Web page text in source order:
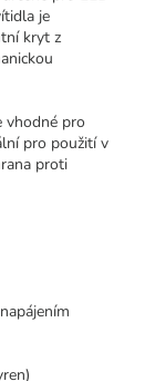
je
kryt z
vhodné pro
pro použití v
proti